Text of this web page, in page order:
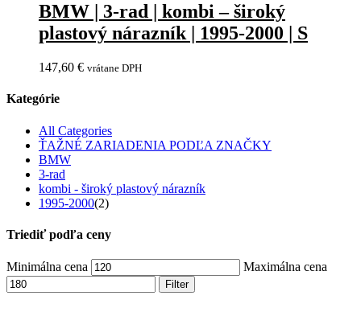
BMW | 3-rad | kombi – široký
plastový nárazník | 1995-2000 | S
147,60 € vrátane DPH
Kategórie
All Categories
ŤAŽNÉ ZARIADENIA PODĽA ZNAČKY
BMW
3-rad
kombi - široký plastový nárazník
1995-2000(2)
Triediť podľa ceny
Minimálna cena Maximálna cena
Filter